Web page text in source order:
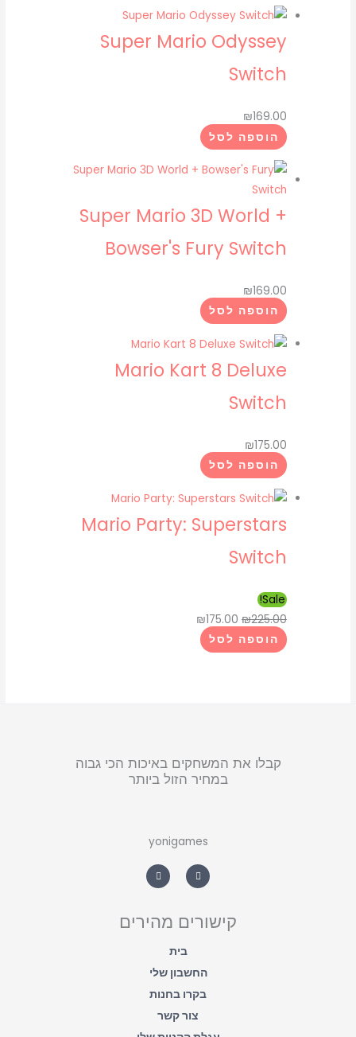
Super Mario Odyssey
Switch
₪169.00
הוספה לסל
Super Mario 3D World +
Bowser's Fury Switch
₪169.00
הוספה לסל
Mario Kart 8 Deluxe
Switch
₪175.00
הוספה לסל
Mario Party: Superstars
Switch
Sale!
₪225.00
המחיר
המקורי
₪225.00.
₪175.00
המחיר
הנוכחי
הוספה לסל
קבלו את המשחקים באיכות הכי גבוה
במחיר הזול ביותר
yonigames
a
c
e
o
h
a
t
p
p
קישורים מהירים
בית
החשבון שלי
בקרו בחנות
צור קשר